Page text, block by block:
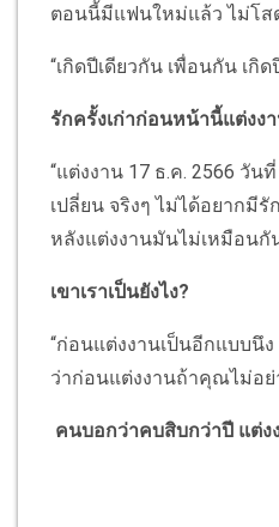
ตอนนี้มีแฟนใหม่แล้ว ไม่โส
“เกิดปีเดียวกัน เพื่อนกัน เกิ
รักครั้งเก่าก่อนหน้านี้แต่งง
“แต่งงาน 17 ธ.ค. 2566 วัน
เปลี่ยน จริงๆ ไม่ได้อยากมี
หลังแต่งงานมันไม่เหมือนกั
เขาเราเป็นยังไง?
“ก่อนแต่งงานเป็นอีกแบบนึ
ว่าก่อนแต่งงานถ้าคุณไม่อย่
คนบอกว่าคบสิบกว่าปี แต่ง